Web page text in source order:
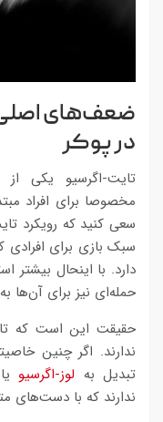
ضعف‌های اصلی
در پوکر
تایت-اگرسیو یکی
مخصوصا برای افراد
سعی کنید که رویکرد
سبک بازی برای
دارد. با اینحال بیشتر
حمله‌ای نیز برای آن‌ها
حقیقت این است که
ندارند. اگر چنین
تبدیل به لوز-اگرسیو
ندارند که با دست‌های